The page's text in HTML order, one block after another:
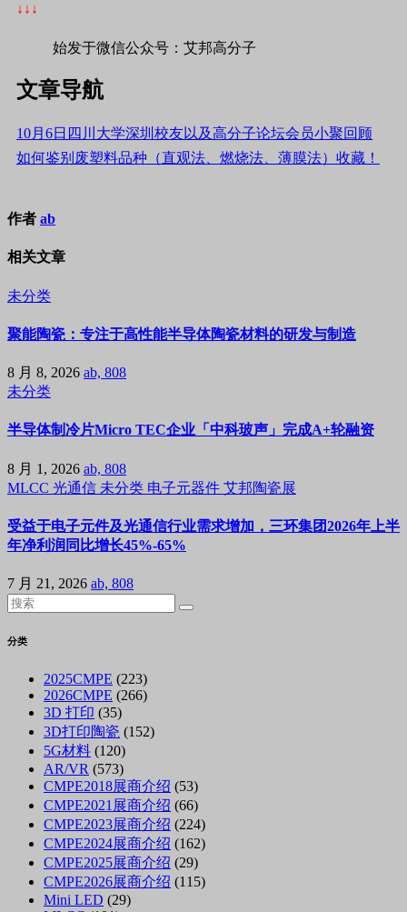
↓↓↓
始发于微信公众号：艾邦高分子
文章导航
10月6日四川大学深圳校友以及高分子论坛会员小聚回顾
如何鉴别废塑料品种（直观法、燃烧法、薄膜法）收藏！
作者 ab
相关文章
未分类
聚能陶瓷：专注于高性能半导体陶瓷材料的研发与制造
8 月 8, 2026 ab, 808
未分类
半导体制冷片Micro TEC企业「中科玻声」完成A+轮融资
8 月 1, 2026 ab, 808
MLCC 光通信 未分类 电子元器件 艾邦陶瓷展
受益于电子元件及光通信行业需求增加，三环集团2026年上半
年净利润同比增长45%-65%
7 月 21, 2026 ab, 808
分类
2025CMPE (223)
2026CMPE (266)
3D 打印 (35)
3D打印陶瓷 (152)
5G材料 (120)
AR/VR (573)
CMPE2018展商介绍 (53)
CMPE2021展商介绍 (66)
CMPE2023展商介绍 (224)
CMPE2024展商介绍 (162)
CMPE2025展商介绍 (29)
CMPE2026展商介绍 (115)
Mini LED (29)